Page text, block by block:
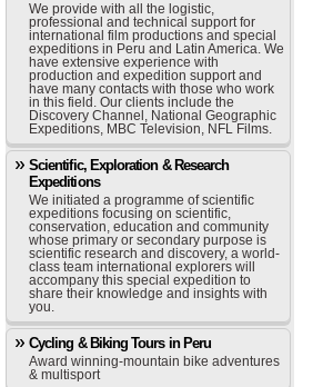
We provide with all the logistic,
professional and technical support for
international film productions and special
expeditions in Peru and Latin America. We
have extensive experience with
production and expedition support and
have many contacts with those who work
in this field. Our clients include the
Discovery Channel, National Geographic
Expeditions, MBC Television, NFL Films.
Scientific, Exploration & Research
Expeditions
We initiated a programme of scientific
expeditions focusing on scientific,
conservation, education and community
whose primary or secondary purpose is
scientific research and discovery, a world-
class team international explorers will
accompany this special expedition to
share their knowledge and insights with
you.
Cycling & Biking Tours in Peru
Award winning-mountain bike adventures
& multisport